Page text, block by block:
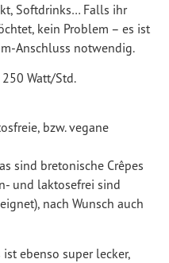
Softdrinks… Falls ihr
kein Problem – es ist
Anschluss notwendig.
Watt/Std.
bzw. vegane
sind bretonische Crêpes
und laktosefrei sind
nach Wunsch auch
ist ebenso super lecker,